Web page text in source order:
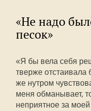
«Не надо
песок»
«Я бы вела себя
тверже отстаивала
же нутром
меня обманывает,
неприятное за